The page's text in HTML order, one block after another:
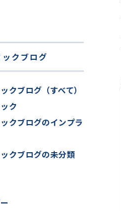
クブログ
クブログ（すべて）
ク
クブログのインプラ
クブログの未分類